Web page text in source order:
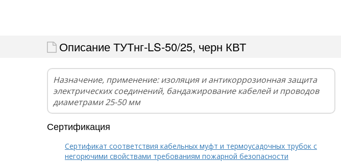
Описание ТУТнг-LS-50/25, черн КВТ
Назначение, применение: изоляция и антикоррозионная защита
электрических соединений, бандажирование кабелей и проводов
диаметрами 25-50 мм
Сертификация
Сертификат соответствия кабельных муфт и термоусадочных трубок с
негорючими свойствами требованиям пожарной безопасности